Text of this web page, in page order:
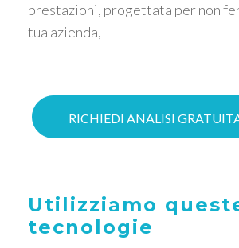
prestazioni, progettata per non
tua azienda,
RICHIEDI ANALISI
Utilizziamo
tecnologie